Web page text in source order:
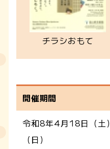
チラシおもて
開催期間
令和8年4月18日（土
（日）